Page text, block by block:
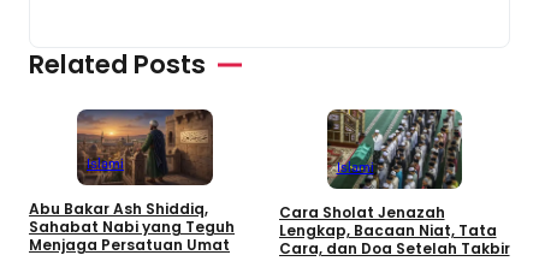
Related Posts
Islami
Abu Bakar Ash Shiddiq,
Sahabat Nabi yang Teguh
Menjaga Persatuan Umat
Islami
Cara Sholat Jenazah
Lengkap, Bacaan Niat, Tata
Cara, dan Doa Setelah Takbir